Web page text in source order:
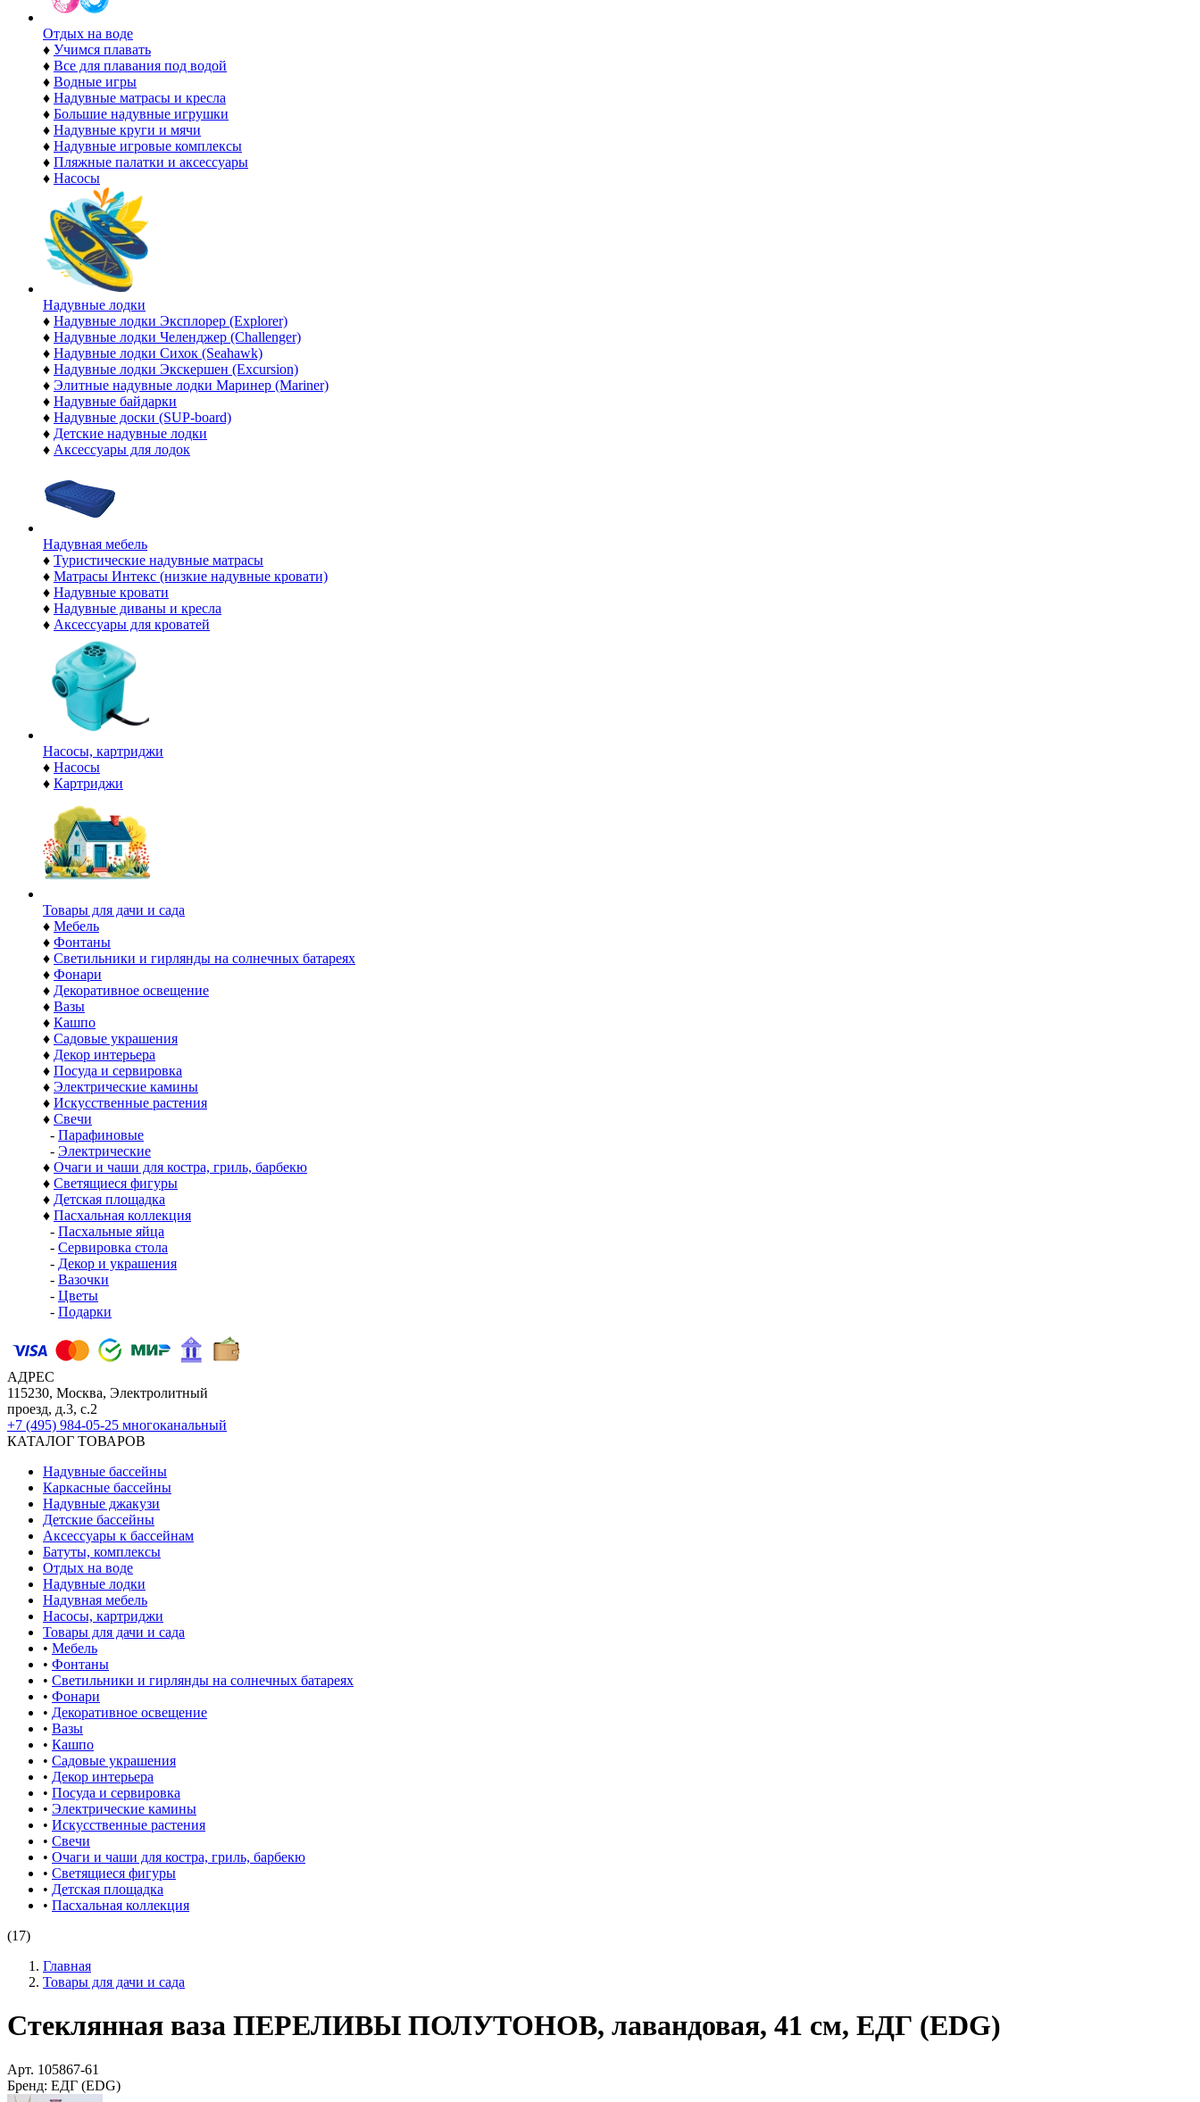
Отдых на воде
♦ Учимся плавать
♦ Все для плавания под водой
♦ Водные игры
♦ Надувные матрасы и кресла
♦ Большие надувные игрушки
♦ Надувные круги и мячи
♦ Надувные игровые комплексы
♦ Пляжные палатки и аксессуары
♦ Насосы
Надувные лодки
♦ Надувные лодки Эксплорер (Explorer)
♦ Надувные лодки Челенджер (Challenger)
♦ Надувные лодки Сихок (Seahawk)
♦ Надувные лодки Экскершен (Excursion)
♦ Элитные надувные лодки Маринер (Mariner)
♦ Надувные байдарки
♦ Надувные доски (SUP-board)
♦ Детские надувные лодки
♦ Аксессуары для лодок
Надувная мебель
♦ Туристические надувные матрасы
♦ Матрасы Интекс (низкие надувные кровати)
♦ Надувные кровати
♦ Надувные диваны и кресла
♦ Аксессуары для кроватей
Насосы, картриджи
♦ Насосы
♦ Картриджи
Товары для дачи и сада
♦ Мебель
♦ Фонтаны
♦ Светильники и гирлянды на солнечных батареях
♦ Фонари
♦ Декоративное освещение
♦ Вазы
♦ Кашпо
♦ Садовые украшения
♦ Декор интерьера
♦ Посуда и сервировка
♦ Электрические камины
♦ Искусственные растения
♦ Свечи
- Парафиновые
- Электрические
♦ Очаги и чаши для костра, гриль, барбекю
♦ Светящиеся фигуры
♦ Детская площадка
♦ Пасхальная коллекция
- Пасхальные яйца
- Сервировка стола
- Декор и украшения
- Вазочки
- Цветы
- Подарки
АДРЕС
115230, Москва, Электролитный
проезд, д.3, с.2
+7 (495) 984-05-25 многоканальный
КАТАЛОГ ТОВАРОВ
Надувные бассейны
Каркасные бассейны
Надувные джакузи
Детские бассейны
Аксессуары к бассейнам
Батуты, комплексы
Отдых на воде
Надувные лодки
Надувная мебель
Насосы, картриджи
Товары для дачи и сада
• Мебель
• Фонтаны
• Светильники и гирлянды на солнечных батареях
• Фонари
• Декоративное освещение
• Вазы
• Кашпо
• Садовые украшения
• Декор интерьера
• Посуда и сервировка
• Электрические камины
• Искусственные растения
• Свечи
• Очаги и чаши для костра, гриль, барбекю
• Светящиеся фигуры
• Детская площадка
• Пасхальная коллекция
(17)
Главная
Товары для дачи и сада
Стеклянная ваза ПЕРЕЛИВЫ ПОЛУТОНОВ, лавандовая, 41 см, ЕДГ (EDG)
Арт. 105867-61
Бренд: ЕДГ (EDG)